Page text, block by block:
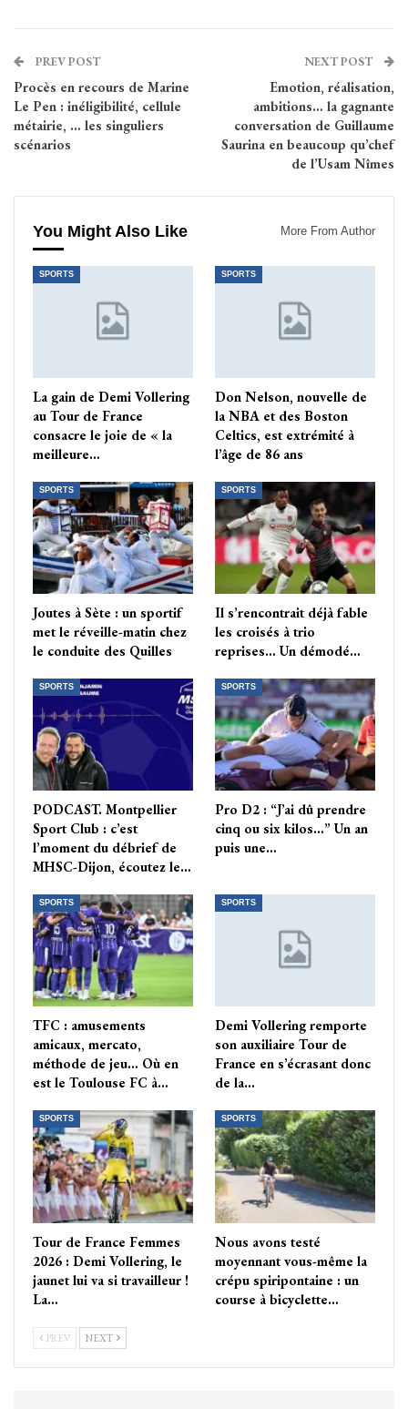
PREV POST
Procès en recours de Marine
Le Pen : inéligibilité, cellule
métairie, … les singuliers
scénarios
NEXT POST
Emotion, réalisation,
ambitions… la gagnante
conversation de Guillaume
Saurina en beaucoup qu’chef
de l’Usam Nîmes
You Might Also Like More From Author
SPORTS
La gain de Demi Vollering
au Tour de France
consacre le joie de « la
meilleure…
SPORTS
Don Nelson, nouvelle de
la NBA et des Boston
Celtics, est extrémité à
l’âge de 86 ans
SPORTS
Joutes à Sète : un sportif
met le réveille-matin chez
le conduite des Quilles
SPORTS
Il s’rencontrait déjà fable
les croisés à trio
reprises… Un démodé…
SPORTS
PODCAST. Montpellier
Sport Club : c’est
l’moment du débrief de
MHSC-Dijon, écoutez le…
SPORTS
Pro D2 : “J’ai dû prendre
cinq ou six kilos…” Un an
puis une…
SPORTS
TFC : amusements
amicaux, mercato,
méthode de jeu… Où en
est le Toulouse FC à…
SPORTS
Demi Vollering remporte
son auxiliaire Tour de
France en s’écrasant donc
de la…
SPORTS
Tour de France Femmes
2026 : Demi Vollering, le
jaunet lui va si travailleur !
La…
SPORTS
Nous avons testé
moyennant vous-même la
crépu spiripontaine : un
course à bicyclette…
PREV NEXT